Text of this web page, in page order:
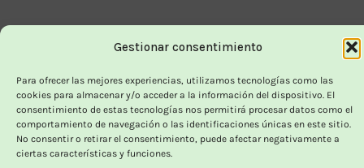
Gestionar consentimiento
Para ofrecer las mejores experiencias, utilizamos tecnologías como las
cookies para almacenar y/o acceder a la información del dispositivo. El
consentimiento de estas tecnologías nos permitirá procesar datos como el
comportamiento de navegación o las identificaciones únicas en este sitio.
No consentir o retirar el consentimiento, puede afectar negativamente a
ciertas características y funciones.